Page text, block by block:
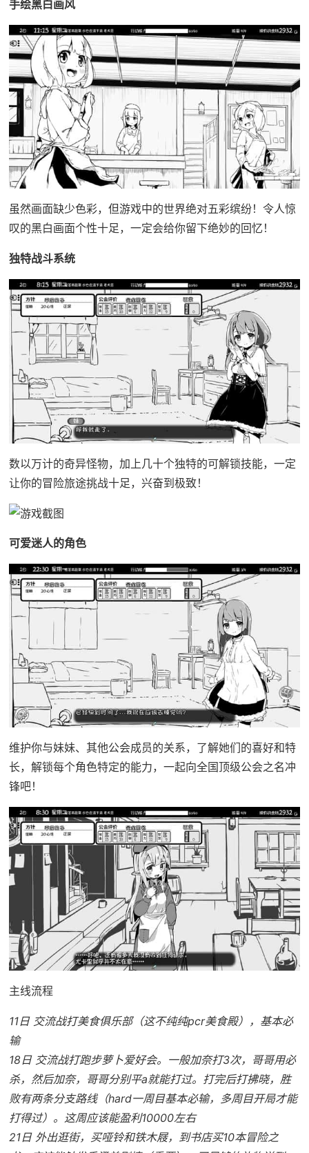
手绘黑白画风
虽然画面缺少色彩，但游戏中的世界绝对五彩缤纷！令人惊
叹的黑白画面个性十足，一定会给你留下绝妙的回忆！
独特战斗系统
数以万计的奇异怪物，加上几十个独特的可解锁技能，一定
让你的冒险旅途挑战十足，兴奋到极致！
可爱迷人的角色
维护你与妹妹、其他公会成员的关系，了解她们的喜好和特
长，解锁每个角色特定的能力，一起向全国顶级公会之名冲
锋吧！
主线流程
11日 交流战打美食俱乐部（这不纯纯pcr美食殿），基本必
输
18日 交流战打跑步萝卜爱好会。一般加奈打3次，哥哥用必
杀，然后加奈，哥哥分别平a就能打过。打完后打拂晓，胜
败有两条分支路线（hard一周目基本必输，多周目开局才能
打得过）。这周应该能盈利10000左右
21日 外出逛街，买哑铃和铁木屐，到书店买10本冒险之